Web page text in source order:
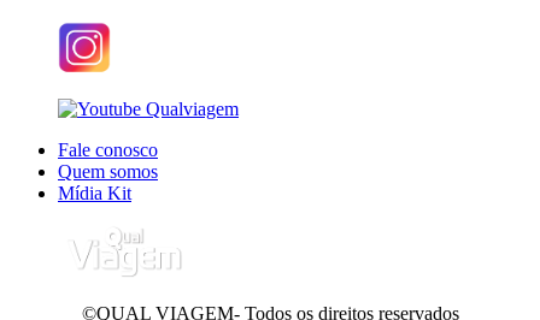
Fale conosco
Quem somos
Mídia Kit
©QUAL VIAGEM- Todos os direitos reservados